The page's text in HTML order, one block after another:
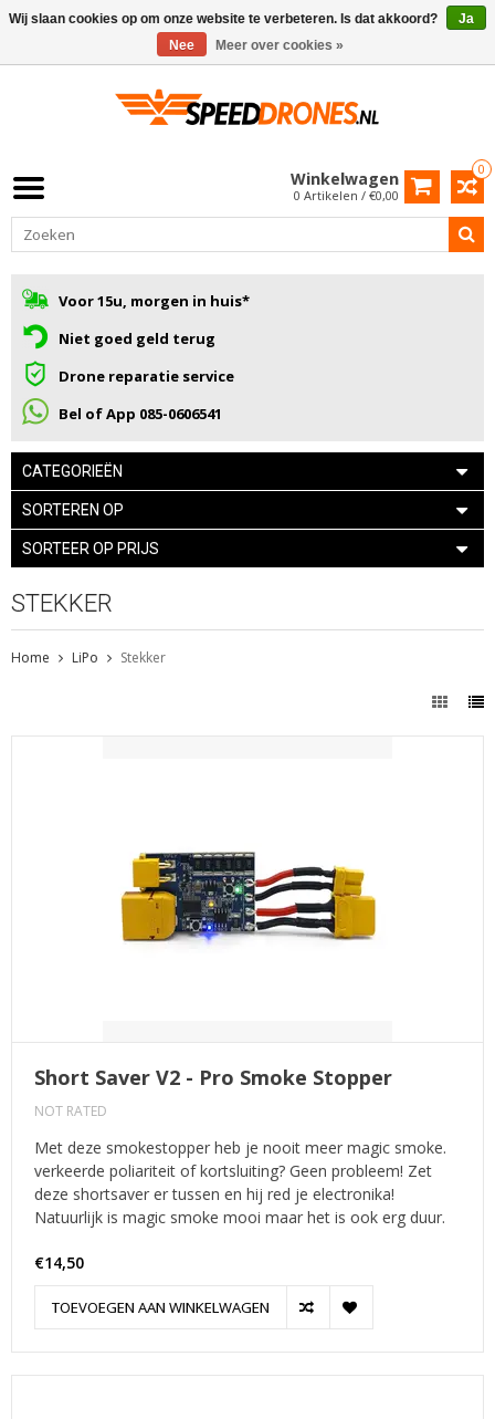
0
Winkelwagen
0 Artikelen / €0,00
Voor 15u, morgen in huis*
Niet goed geld terug
Drone reparatie service
Bel of App 085-0606541
CATEGORIEËN
SORTEREN OP
SORTEER OP PRIJS
STEKKER
Home LiPo Stekker
Short Saver V2 - Pro Smoke Stopper
NOT RATED
Met deze smokestopper heb je nooit meer magic smoke.
verkeerde poliariteit of kortsluiting? Geen probleem! Zet
deze shortsaver er tussen en hij red je electronika!
Natuurlijk is magic smoke mooi maar het is ook erg duur.
€14,50
TOEVOEGEN AAN WINKELWAGEN
Wij slaan cookies op om onze website te verbeteren. Is dat akkoord?
Ja
Nee
Meer over cookies »